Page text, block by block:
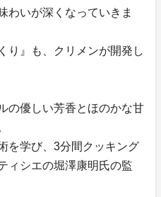
わいが深くなっていきま
り』も、クリメンが開発し
の優しい芳香とほのかな甘
を学び、3分間クッキング
ィシエの堀澤康明氏の監